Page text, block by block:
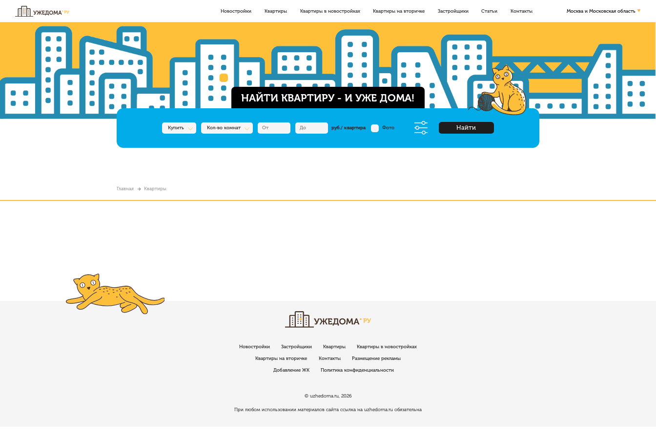
Новостройки Квартиры Квартиры в новостройках Квартиры на вторичке Застройщики Статьи Контакты Москва и Московская область
НАЙТИ КВАРТИРУ - И УЖЕ ДОМА!
Купить Кол-во комнат руб./ квартира Фото Найти
Главная Квартиры
Новостройки Застройщики Квартиры
Квартиры в новостройках
Квартиры на вторичке
Контакты
Размещение рекламы
Добавление ЖК
Политика конфиденциальности
© uzhedoma.ru, 2026
При любом использовании материалов сайта ссылка на uzhedoma.ru обязательна